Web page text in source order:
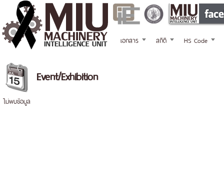
เอกสาร สถิติ HS Code
Event/Exhibition
ไม่พบข้อมูล